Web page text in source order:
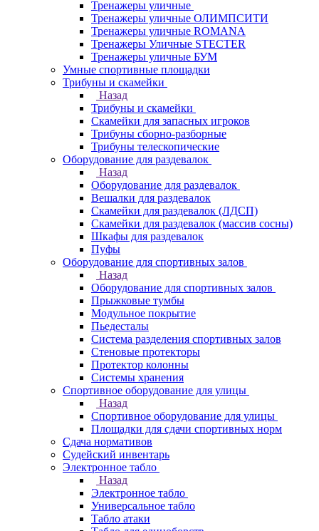
Тренажеры уличные
Тренажеры уличные ОЛИМПСИТИ
Тренажеры уличные ROMANA
Тренажеры Уличные STECTER
Тренажеры уличные БУМ
Умные спортивные площадки
Трибуны и скамейки
Назад
Трибуны и скамейки
Скамейки для запасных игроков
Трибуны сборно-разборные
Трибуны телескопические
Оборудование для раздевалок
Назад
Оборудование для раздевалок
Вешалки для раздевалок
Скамейки для раздевалок (ЛДСП)
Скамейки для раздевалок (массив сосны)
Шкафы для раздевалок
Пуфы
Оборудование для спортивных залов
Назад
Оборудование для спортивных залов
Прыжковые тумбы
Модульное покрытие
Пьедесталы
Система разделения спортивных залов
Стеновые протекторы
Протектор колонны
Системы хранения
Спортивное оборудование для улицы
Назад
Спортивное оборудование для улицы
Площадки для сдачи спортивных норм
Сдача нормативов
Судейский инвентарь
Электронное табло
Назад
Электронное табло
Универсальное табло
Табло атаки